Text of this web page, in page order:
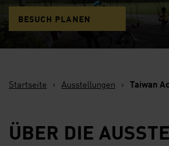
BESUCH PLANEN
Startseite › Ausstellungen › Taiwan
ÜBER DIE